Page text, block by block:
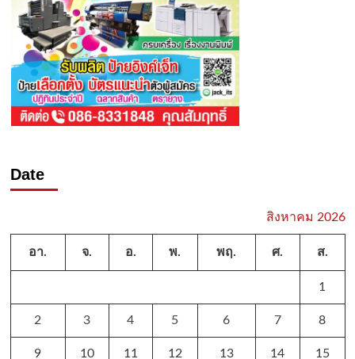
Date
สิงหาคม 2026
อา. จ. อ. พ. พฤ. ศ. ส.
1
2 3 4 5 6 7 8
9 10 11 12 13 14 15